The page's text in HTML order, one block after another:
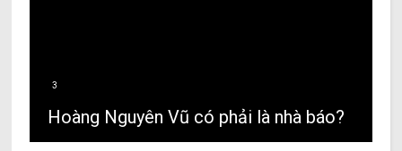
3
Hoàng Nguyên Vũ có phải là nhà báo?